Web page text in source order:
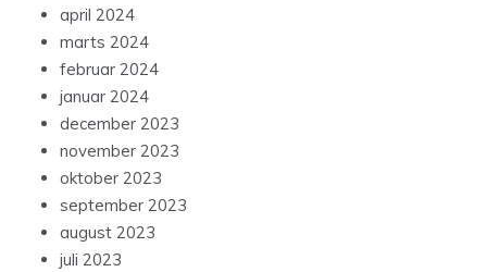
april 2024
marts 2024
februar 2024
januar 2024
december 2023
november 2023
oktober 2023
september 2023
august 2023
juli 2023